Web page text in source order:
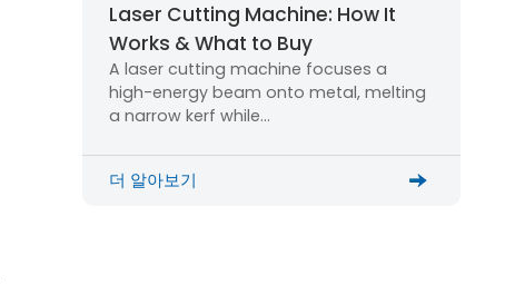
Laser Cutting Machine: How It
Works & What to Buy
A laser cutting machine focuses a
high-energy beam onto metal, melting
a narrow kerf while…
더 알아보기